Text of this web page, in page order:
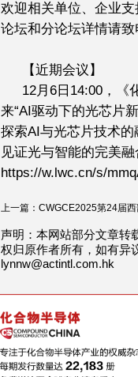
欢迎相关单位、企业
论坛和分论坛详情请
【近期会议】
12月6日14:00，《
来“AI驱动下的光芯片
探索AI与光芯片技术
见证光与智能的完美
https://w.lwc.cn/s/
上一篇：CWGCE2025第24届
声明：本网站部分文章转
权归原作者所有，如有异
lynnw@actintl.com.hk